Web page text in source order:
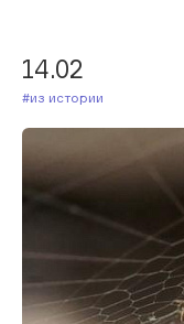
14.02
#Из истории